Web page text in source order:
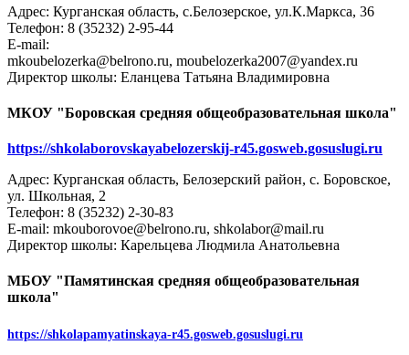
Адрес: Курганская область, с.Белозерское, ул.К.Маркса, 36
Телефон: 8 (35232) 2-95-44
E-mail:
mkoubelozerka@belrono.ru, moubelozerka2007@yandex.ru
Директор школы: Еланцева Татьяна Владимировна
МКОУ "Боровская средняя общеобразовательная школа"
https://shkolaborovskayabelozerskij-r45.gosweb.gosuslugi.ru
Адрес: Курганская область, Белозерский район, с. Боровское,
ул. Школьная, 2
Телефон: 8 (35232) 2-30-83
E-mail: mkouborovoe@belrono.ru, shkolabor@mail.ru
Директор школы: Карельцева Людмила Анатольевна
МБОУ "Памятинская средняя общеобразовательная
школа"
https://shkolapamyatinskaya-r45.gosweb.gosuslugi.ru